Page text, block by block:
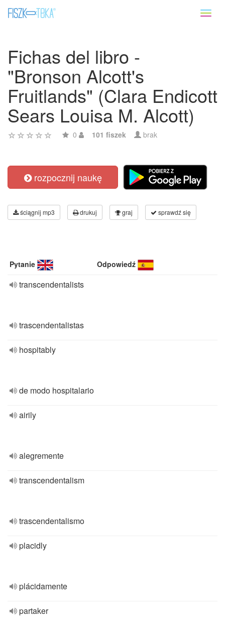
Fichas del libro -
"Bronson Alcott's
Fruitlands" (Clara Endicott
Sears Louisa M. Alcott)
0 101 fiszek brak
rozpocznij naukę
ściągnij mp3 drukuj graj sprawdź się
Pytanie Odpowiedź
transcendentalists
trascendentalistas
hospitably
de modo hospitalario
airily
alegremente
transcendentalism
trascendentalismo
placidly
plácidamente
partaker